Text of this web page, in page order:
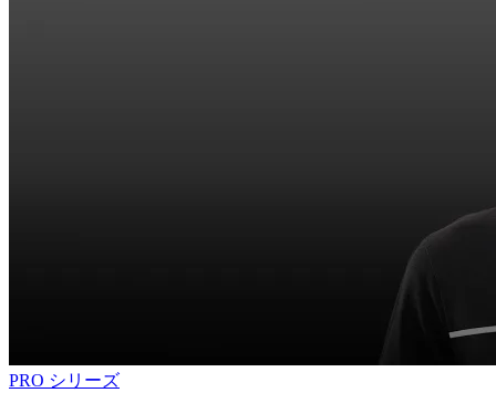
PRO シリーズ